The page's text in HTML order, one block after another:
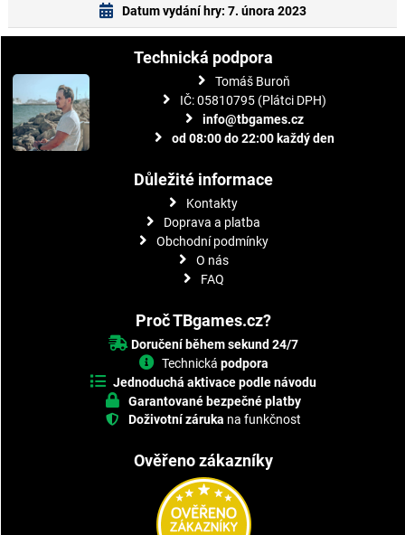
Datum vydání hry: 7. února 2023
Technická podpora
Tomáš Buroň
IČ: 05810795 (Plátci DPH)
info@tbgames.cz
od 08:00 do 22:00 každý den
Důležité informace
Kontakty
Doprava a platba
Obchodní podmínky
O nás
FAQ
Proč TBgames.cz?
Doručení během sekund 24/7
Technická podpora
Jednoduchá aktivace podle návodu
Garantované bezpečné platby
Doživotní záruka na funkčnost
Ověřeno zákazníky